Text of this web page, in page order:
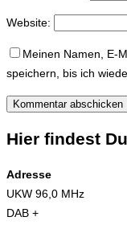
Website:
Meinen Namen, E-
speichern, bis ich
Hier findest
Adresse
UKW 96,0 MHz
DAB +